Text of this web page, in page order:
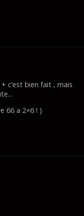
c’est bien fait , mais
66 a 2×6 ! )